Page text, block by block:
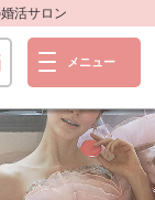
活サロン